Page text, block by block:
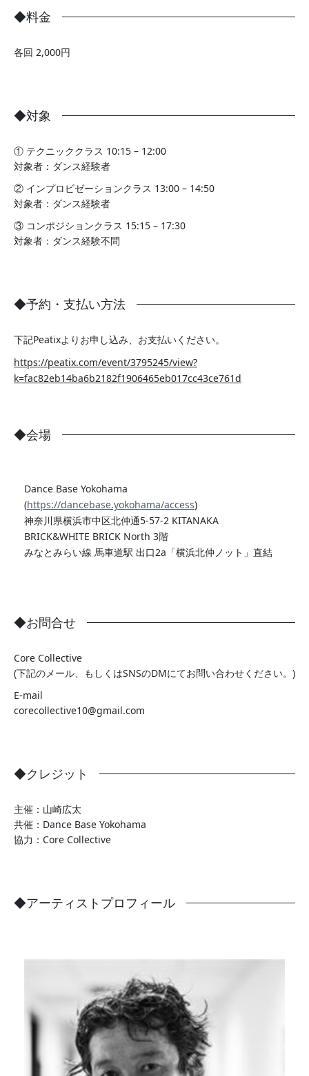
◆料金
各回 2,000円
◆対象
① テクニッククラス 10:15 – 12:00
対象者：ダンス経験者
② インプロビゼーションクラス 13:00 – 14:50
対象者：ダンス経験者
③ コンポジションクラス 15:15 – 17:30
対象者：ダンス経験不問
◆予約・支払い方法
下記Peatixよりお申し込み、お支払いください。
https://peatix.com/event/3795245/view?
k=fac82eb14ba6b2182f1906465eb017cc43ce761d
◆会場
Dance Base Yokohama
(https://dancebase.yokohama/access)
神奈川県横浜市中区北仲通5-57-2 KITANAKA
BRICK&WHITE BRICK North 3階
みなとみらい線 馬車道駅 出口2a「横浜北仲ノット」直結
◆お問合せ
Core Collective
(下記のメール、もしくはSNSのDMにてお問い合わせください。)
E-mail
corecollective10@gmail.com
◆クレジット
主催：山崎広太
共催：Dance Base Yokohama
協力：Core Collective
◆アーティストプロフィール